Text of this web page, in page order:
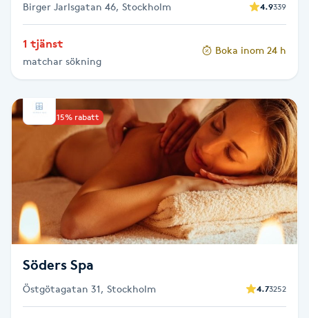
Klippning
Klippning & Slingor
Koppningsmassage
Kosmetisk tatuering
Kostrådgivning
Kroppsinpackning
Birger Jarlsgatan 46, Stockholm 4.9339
1 tjänst
matchar sökning
Boka inom 24 h
Upp till 15% rabatt
Söders Spa
Östgötagatan 31, Stockholm 4.73252